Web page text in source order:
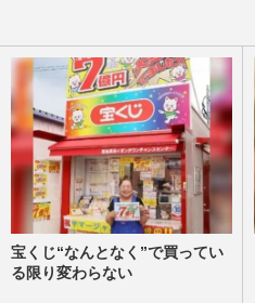
宝くじ“なんとなく”で買ってい
る限り変わらない